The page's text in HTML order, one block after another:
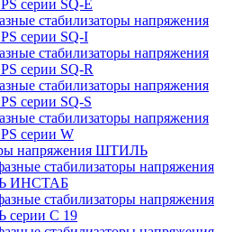
серии SQ-E
стабилизаторы напряжения
серии SQ-I
стабилизаторы напряжения
серии SQ-R
стабилизаторы напряжения
серии SQ-S
стабилизаторы напряжения
серии W
напряжения ШТИЛЬ
стабилизаторы напряжения
ИНСТАБ
стабилизаторы напряжения
C 19